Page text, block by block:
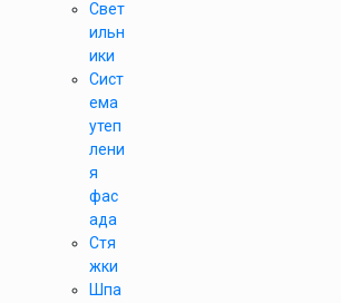
Свет
ильн
ики
Сист
ема
утеп
лени
я
фас
ада
Стя
жки
Шпа